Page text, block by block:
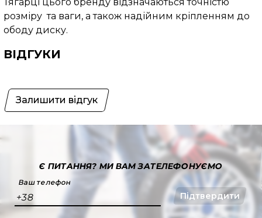
розміру та ваги, а також надійним кріпленням до
ободу диску.
ВІДГУКИ
Залишити відгук
Є ПИТАННЯ?МИ ВАМ ЗАТЕЛЕФОНУЄМО
Ваш телефон
+38 Підтвердити